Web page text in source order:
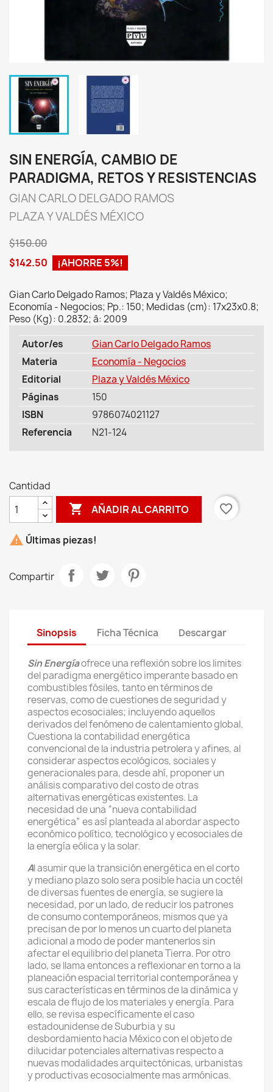
SIN ENERGÍA, CAMBIO DE
PARADIGMA, RETOS Y RESISTENCIAS
GIAN CARLO DELGADO RAMOS
PLAZA Y VALDÉS MÉXICO
$150.00
$142.50
¡AHORRE 5%!
Gian Carlo Delgado Ramos; Plaza y Valdés México;
Economía - Negocios; Pp.: 150; Medidas (cm): 17x23x0.8;
Peso (Kg): 0.2832; â: 2009
Autor/es
Gian Carlo Delgado Ramos
Materia
Economía - Negocios
Editorial
Plaza y Valdés México
Páginas
150
ISBN
9786074021127
Referencia
N21-124
Cantidad
 AÑADIR AL CARRITO favorite_border
 Últimas piezas!
Compartir
Sinopsis Ficha Técnica Descargar
Sin Energíaofrece una reflexión sobre los limites
del paradigma energético imperante basado en
combustibles fósiles, tanto en términos de
reservas, como de cuestiones de seguridad y
aspectos ecosociales; incluyendo aquellos
derivados del fenómeno de calentamiento global.
Cuestiona la contabilidad energética
convencional de la industria petrolera y afines, al
considerar aspectos ecológicos, sociales y
generacionales para, desde ahí, proponer un
análisis comparativo del costo de otras
alternativas energéticas existentes. La
necesidad de una “nueva contabilidad
energética” es así planteada al abordar aspecto
económico político, tecnológico y ecosociales de
la energía eólica y la solar.
Al asumir que la transición energética en el corto
y mediano plazo solo sera posible hacia un coctél
de diversas fuentes de energía, se sugiere la
necesidad, por un lado, de reducir los patrones
de consumo contemporáneos, mismos que ya
precisan de por lo menos un cuarto del planeta
adicional a modo de poder mantenerlos sin
afectar el equilibrio del planeta Tierra. Por otro
lado, se llama entonces a reflexionar en torno a la
planeación espacial territorial contemporánea y
sus características en términos de la dinámica y
escala de flujo de los materiales y energía. Para
ello, se revisa específicamente el caso
estadounidense de Suburbia y su
desbordamiento hacia México con el objeto de
dilucidar potenciales alternativas respecto a
nuevas modalidades arquitectónicas, urbanistas
y productivas ecosocialmente mas armónicas.